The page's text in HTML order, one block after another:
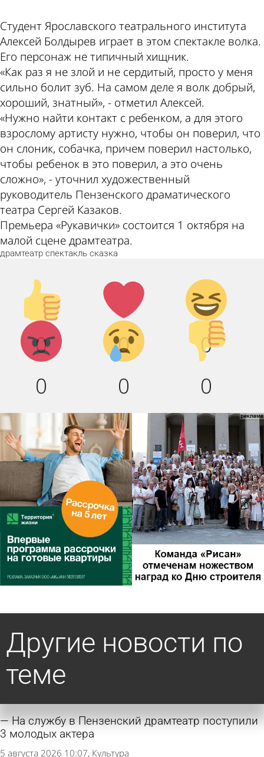
Студент Ярославского театрального института
Алексей Болдырев играет в этом спектакле волка.
Его персонаж не типичный хищник.
«Как раз я не злой и не сердитый, просто у меня
сильно болит зуб. На самом деле я волк добрый,
хороший, знатный», - отметил Алексей.
«Нужно найти контакт с ребенком, а для этого
взрослому артисту нужно, чтобы он поверил, что
он слоник, собачка, причем поверил настолько,
чтобы ребенок в это поверил, а это очень
сложно», - уточнил художественный
руководитель Пензенского драматического
театра Сергей Казаков.
Премьера «Рукавички» состоится 1 октября на
малой сцене драмтеатра.
драмтеатр спектакль сказка
Палец
вверх!
0
Лайк!
0
Дикий
смех!
0
Агрессия!
0
Грусть :
(
0
Палец
вниз!
0
Другие новости по
теме
На службу в Пензенский драмтеатр поступили
3 молодых актера
5 августа 2026 10:07 Культура